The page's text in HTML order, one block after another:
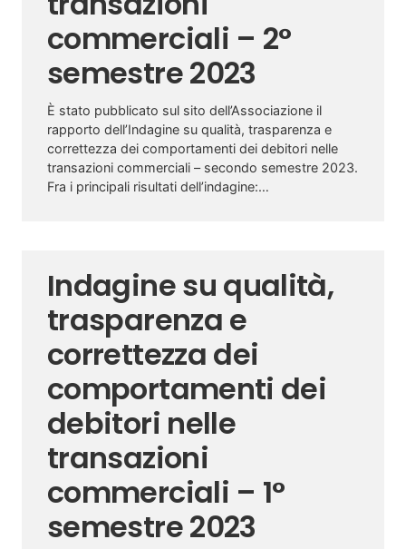
commerciali – 2°
semestre 2023
È stato pubblicato sul sito dell’Associazione il
rapporto dell’Indagine su qualità, trasparenza e
correttezza dei comportamenti dei debitori nelle
transazioni commerciali – secondo semestre 2023.
Fra i principali risultati dell’indagine:…
Indagine su qualità,
trasparenza e
correttezza dei
comportamenti dei
debitori nelle
transazioni
commerciali – 1°
semestre 2023